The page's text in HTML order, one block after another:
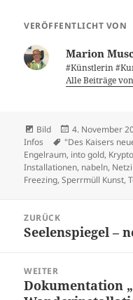
VERÖFFENTLICHT VON
Marion
#Künstlerin
Alle Beiträge
Format
Bild
Veröffentlicht
am
4. November
Infos
Schlagwörter
"Des Kaisers
Engelraum, into gold,
Installationen, nabeln,
Freezing,Sperrmüll Kunst,
ZURÜCK
Vorheriger
Seelenspiegel –
WEITER
Nächster
Dokumentation